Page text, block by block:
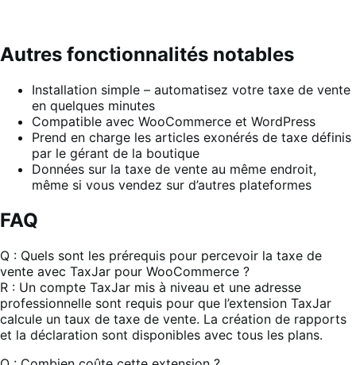
Autres fonctionnalités notables
Installation simple – automatisez votre taxe de vente
en quelques minutes
Compatible avec WooCommerce et WordPress
Prend en charge les articles exonérés de taxe définis
par le gérant de la boutique
Données sur la taxe de vente au même endroit,
même si vous vendez sur d’autres plateformes
FAQ
Q : Quels sont les prérequis pour percevoir la taxe de
vente avec TaxJar pour WooCommerce ?
R : Un compte TaxJar mis à niveau et une adresse
professionnelle sont requis pour que l’extension TaxJar
calcule un taux de taxe de vente. La création de rapports
et la déclaration sont disponibles avec tous les plans.